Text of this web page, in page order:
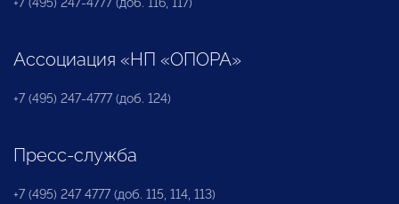
+7 (495) 247-4777 (доб. 116, 117)
Ассоциация «НП «ОПОРА»
+7 (495) 247-4777 (доб. 124)
Пресс-служба
+7 (495) 247 4777 (доб. 115, 114, 113)